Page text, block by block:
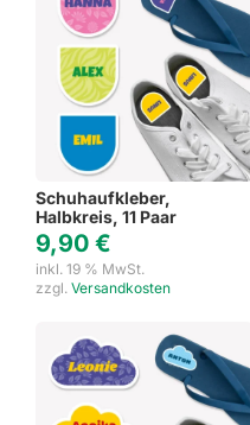
Schuhaufkleber,
Halbkreis, 11 Paar
9,90 €
inkl. 19 % MwSt.
zzgl. Versandkosten